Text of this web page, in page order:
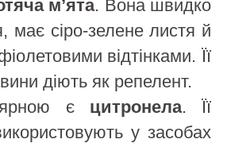
м’ята. Вона швидко
має сіро-зелене листя й
відтінками. Її
діють як репелент.
є цитронела. Її
у засобах